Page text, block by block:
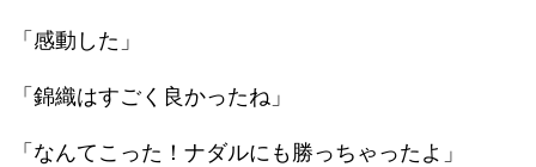
「感動した」
「錦織はすごく良かったね」
「なんてこった！ナダルにも勝っちゃったよ」